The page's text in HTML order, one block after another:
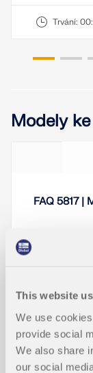
This website
We use
provide social
We also share
our social
Trvání:
Modely
FAQ 5817 |
Články z